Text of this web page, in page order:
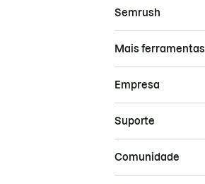
Semrush
Mais ferramentas
Empresa
Suporte
Comunidade